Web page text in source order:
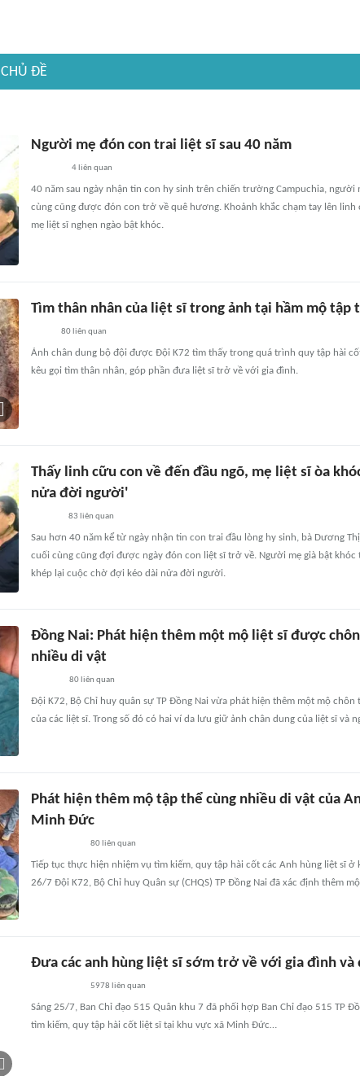
CHỦ ĐỀ
Người mẹ đón con trai liệt sĩ sau 40 năm
4liên quan
40 năm sau ngày nhận tin con hy sinh trên chiến trường Campuchia, người
cùng cũng được đón con trở về quê hương. Khoảnh khắc chạm tay lên linh
mẹ liệt sĩ nghẹn ngào bật khóc.
Tìm thân nhân của liệt sĩ trong ảnh tại hầm mộ tập
80liên quan
Ảnh chân dung bộ đội được Đội K72 tìm thấy trong quá trình quy tập hài
kêu gọi tìm thân nhân, góp phần đưa liệt sĩ trở về với gia đình.
Thấy linh cữu con về đến đầu ngõ, mẹ liệt sĩ òa
nửa đời người'
83 liên quan
Sau hơn 40 năm kể từ ngày nhận tin con trai đầu lòng hy sinh, bà Dương
cuối cùng cũng đợi được ngày đón con liệt sĩ trở về. Người mẹ già bật
khép lại cuộc chờ đợi kéo dài nửa đời người.
Đồng Nai: Phát hiện thêm một mộ liệt sĩ được
nhiều di vật
80liên quan
Đội K72, Bộ Chỉ huy quân sự TP Đồng Nai vừa phát hiện thêm một mộ chôn
của các liệt sĩ. Trong số đó có hai ví da lưu giữ ảnh chân dung của liệt sĩ và
Phát hiện thêm mộ tập thể cùng nhiều di vật của
Minh Đức
80liên quan
Tiếp tục thực hiện nhiệm vụ tìm kiếm, quy tập hài cốt các Anh hùng liệt sĩ
26/7 Đội K72, Bộ Chỉ huy Quân sự (CHQS) TP Đồng Nai đã xác định thêm
Đưa các anh hùng liệt sĩ sớm trở về với gia đình và
5978 liên quan
Sáng 25/7, Ban Chỉ đạo 515 Quân khu 7 đã phối hợp Ban Chỉ đạo 515 TP
tìm kiếm, quy tập hài cốt liệt sĩ tại khu vực xã Minh Đức…